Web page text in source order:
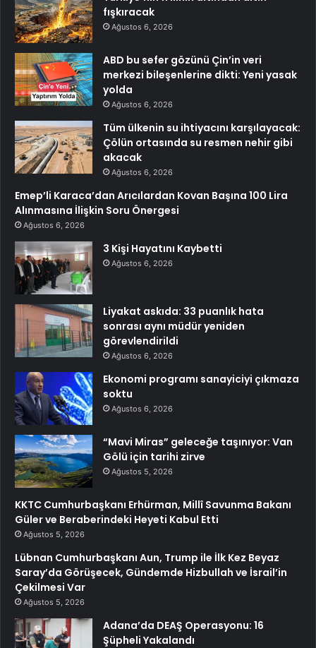
fışkıracak
Ağustos 6, 2026
ABD bu sefer gözünü Çin’in veri
merkezi bileşenlerine dikti: Yeni yasak
yolda
Ağustos 6, 2026
Tüm ülkenin su ihtiyacını karşılayacak:
Çölün ortasında su resmen nehir gibi
akacak
Ağustos 6, 2026
Emep’li Karaca’dan Arıcılardan Kovan Başına 100 Lira
Alınmasına İlişkin Soru Önergesi
Ağustos 6, 2026
3 Kişi Hayatını Kaybetti
Ağustos 6, 2026
Liyakat askıda: 33 puanlık hata
sonrası aynı müdür yeniden
görevlendirildi
Ağustos 6, 2026
Ekonomi programı sanayiciyi çıkmaza
soktu
Ağustos 6, 2026
“Mavi Miras” geleceğe taşınıyor: Van
Gölü için tarihi zirve
Ağustos 5, 2026
KKTC Cumhurbaşkanı Erhürman, Millî Savunma Bakanı
Güler ve Beraberindeki Heyeti Kabul Etti
Ağustos 5, 2026
Lübnan Cumhurbaşkanı Aun, Trump ile İlk Kez Beyaz
Saray’da Görüşecek, Gündemde Hizbullah ve İsrail’in
Çekilmesi Var
Ağustos 5, 2026
Adana’da DEAŞ Operasyonu: 16
Şüpheli Yakalandı